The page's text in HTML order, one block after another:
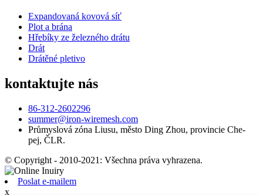
Expandovaná kovová síť
Plot a brána
Hřebíky ze železného drátu
Drát
Drátěné pletivo
kontaktujte nás
86-312-2602296
summer@iron-wiremesh.com
Průmyslová zóna Liusu, město Ding Zhou, provincie Che-
pej, ČLR.
© Copyright - 2010-2021: Všechna práva vyhrazena.
Poslat e-mailem
x